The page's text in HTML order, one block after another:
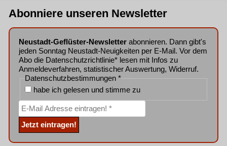
Abonniere unseren Newsletter
Neustadt-Geflüster-Newsletterabonnieren. Dann gibt's
jeden Sonntag Neustadt-Neuigkeiten per E-Mail. Vor dem
Abo die Datenschutzrichtlinie* lesen mit Infos zu
Anmeldeverfahren, statistischer Auswertung, Widerruf.
Datenschutzbestimmungen *
habe ich gelesen und stimme zu